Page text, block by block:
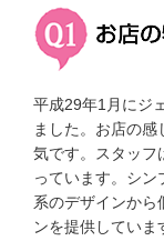
平成29年1月にジ
ました。お店の感
気です。スタッフ
っています。シン
系のデザインから
ンを提供していま